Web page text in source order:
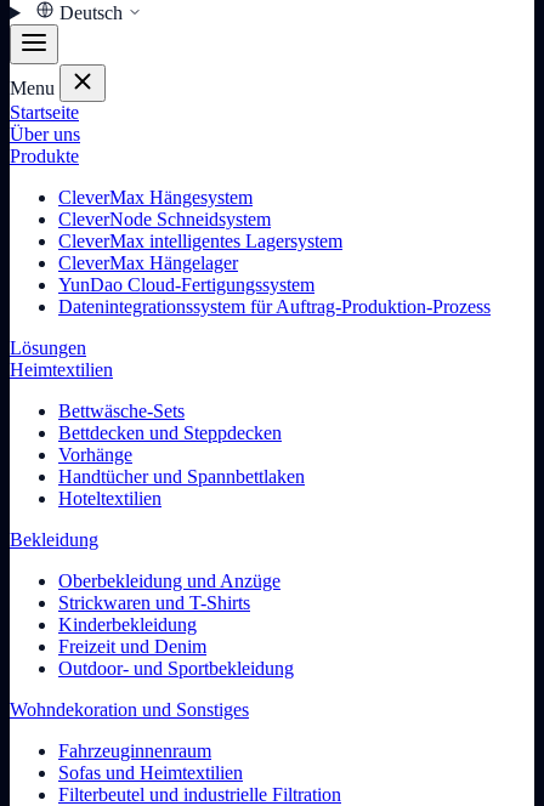
Deutsch
Menu
Startseite
Über uns
Produkte
CleverMax Hängesystem
CleverNode Schneidsystem
CleverMax intelligentes Lagersystem
CleverMax Hängelager
YunDao Cloud-Fertigungssystem
Datenintegrationssystem für Auftrag-Produktion-Prozess
Lösungen
Heimtextilien
Bettwäsche-Sets
Bettdecken und Steppdecken
Vorhänge
Handtücher und Spannbettlaken
Hoteltextilien
Bekleidung
Oberbekleidung und Anzüge
Strickwaren und T-Shirts
Kinderbekleidung
Freizeit und Denim
Outdoor- und Sportbekleidung
Wohndekoration und Sonstiges
Fahrzeuginnenraum
Sofas und Heimtextilien
Filterbeutel und industrielle Filtration